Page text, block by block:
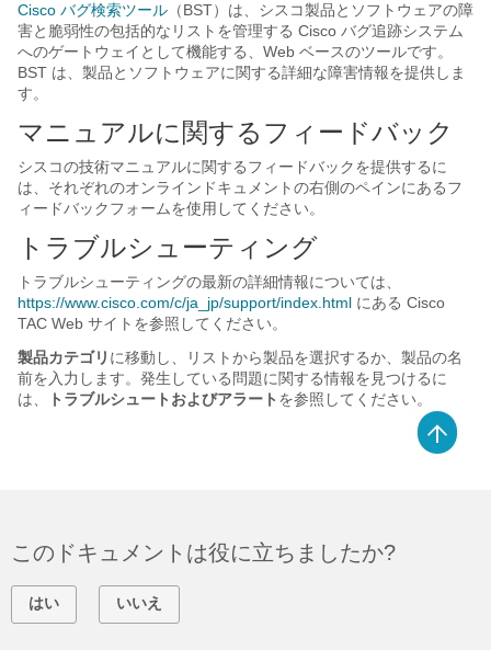
Cisco バグ検索ツール （BST）は、シスコ製品とソフトウェアの障
害と脆弱性の包括的なリストを管理する Cisco バグ追跡システム
へのゲートウェイとして機能する、Web ベースのツールです。
BST は、製品とソフトウェアに関する詳細な障害情報を提供しま
す。
マニュアルに関するフィードバック
シスコの技術マニュアルに関するフィードバックを提供するに
は、それぞれのオンラインドキュメントの右側のペインにあるフ
ィードバックフォームを使用してください。
トラブルシューティング
トラブルシューティングの最新の詳細情報については、
https://www.cisco.com/c/ja_jp/support/index.html にある Cisco
TAC Web サイトを参照してください。
製品カテゴリ に移動し、リストから製品を選択するか、製品の名
前を入力します。発生している問題に関する情報を見つけるに
は、
トラブルシュートおよびアラート を参照してください。
このドキュメントは役に立ちましたか?
はい いいえ